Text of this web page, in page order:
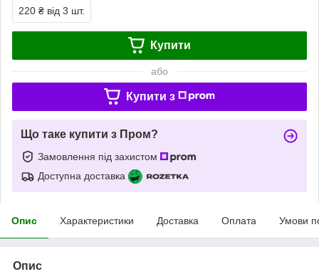
220 ₴ від 3 шт.
Купити
або
Купити з
Що таке купити з Пром?
Замовлення під захистом
Доступна доставка
Опис Характеристики Доставка Оплата Умови
Опис